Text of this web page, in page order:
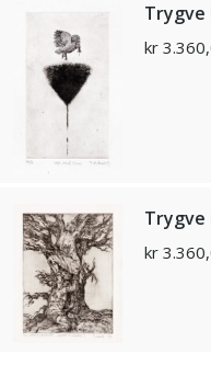
Trygve
kr
Trygve
kr